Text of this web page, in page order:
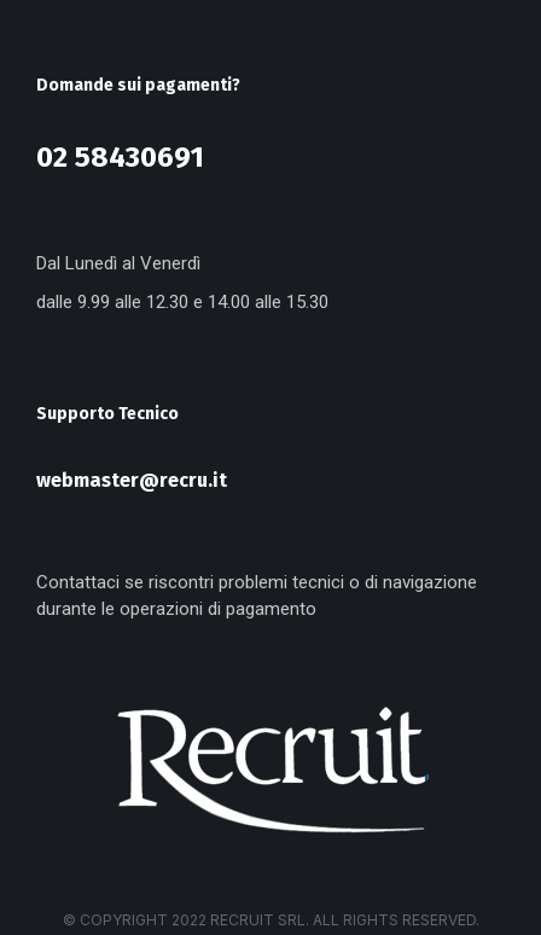
Domande sui pagamenti?
02 58430691
Dal Lunedì al Venerdì
dalle 9.99 alle 12.30 e 14.00 alle 15.30
Supporto Tecnico
webmaster@recru.it
Contattaci se riscontri problemi tecnici o di navigazione
durante le operazioni di pagamento
© COPYRIGHT 2022 RECRUIT SRL. ALL RIGHTS RESERVED.